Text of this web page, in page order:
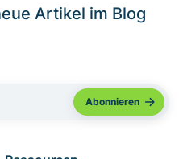
Artikel im Blog